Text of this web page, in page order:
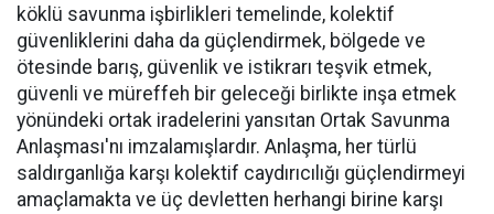
köklü savunma işbirlikleri temelinde, kolektif
güvenliklerini daha da güçlendirmek, bölgede ve
ötesinde barış, güvenlik ve istikrarı teşvik etmek,
güvenli ve müreffeh bir geleceği birlikte inşa etmek
yönündeki ortak iradelerini yansıtan Ortak Savunma
Anlaşması'nı imzalamışlardır. Anlaşma, her türlü
saldırganlığa karşı kolektif caydırıcılığı güçlendirmeyi
amaçlamakta ve üç devletten herhangi birine karşı